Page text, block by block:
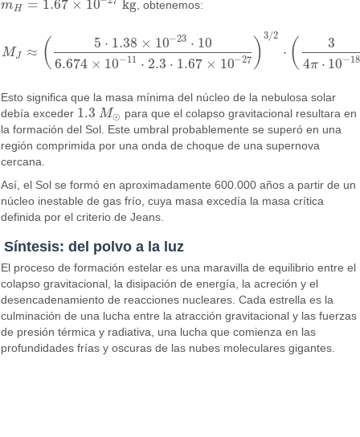
mH = 1.67 × 10 kg
mH= 1.67×10−27 kg , obtenemos:
MJ ≈ ( 5 ⋅ 1.38 × 10−23 ⋅ 10
6.674 × 10−11 ⋅ 2.3 ⋅ 1.67 × 10−27 )
3/2
⋅ (
3
4π ⋅ 10−18
MJ≈ ( ⋅1.38×10−23⋅106.674×10−11⋅2.3⋅1.67× 10 27) 3 2⋅(34π⋅10−
Esto significa que la masa mínima del núcleo de la nebulosa solar
debía exceder 1.3 M⊙
1.3 M⊙
para que el colapso gravitacional resultara en
la formación del Sol. Este umbral probablemente se superó en una
región comprimida por una onda de choque de una supernova
cercana.
Así, el Sol se formó en aproximadamente 600.000 años a partir de un
núcleo inestable de gas frío, cuya masa excedía la masa crítica
definida por el criterio de Jeans.
Síntesis: del polvo a la luz
El proceso de formación estelar es una maravilla de equilibrio entre el
colapso gravitacional, la disipación de energía, la acreción y el
desencadenamiento de reacciones nucleares. Cada estrella es la
culminación de una lucha entre la atracción gravitacional y las fuerzas
de presión térmica y radiativa, una lucha que comienza en las
profundidades frías y oscuras de las nubes moleculares gigantes.